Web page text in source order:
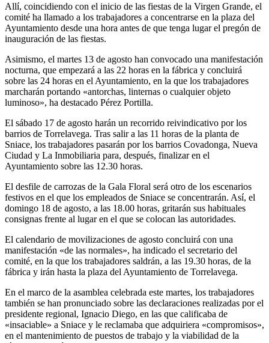
Allí, coincidiendo con el inicio de las fiestas de la Virgen Grande, el
comité ha llamado a los trabajadores a concentrarse en la plaza del
Ayuntamiento desde una hora antes de que tenga lugar el pregón de
inauguración de las fiestas.
Asimismo, el martes 13 de agosto han convocado una manifestación
nocturna, que empezará a las 22 horas en la fábrica y concluirá
sobre las 24 horas en el Ayuntamiento, en la que los trabajadores
marcharán portando «antorchas, linternas o cualquier objeto
luminoso», ha destacado Pérez Portilla.
El sábado 17 de agosto harán un recorrido reivindicativo por los
barrios de Torrelavega. Tras salir a las 11 horas de la planta de
Sniace, los trabajadores pasarán por los barrios Covadonga, Nueva
Ciudad y La Inmobiliaria para, después, finalizar en el
Ayuntamiento sobre las 12.30 horas.
El desfile de carrozas de la Gala Floral será otro de los escenarios
festivos en el que los empleados de Sniace se concentrarán. Así, el
domingo 18 de agosto, a las 18.00 horas, gritarán sus habituales
consignas frente al lugar en el que se colocan las autoridades.
El calendario de movilizaciones de agosto concluirá con una
manifestación «de las normales», ha indicado el secretario del
comité, en la que los trabajadores saldrán, a las 19.30 horas, de la
fábrica y irán hasta la plaza del Ayuntamiento de Torrelavega.
En el marco de la asamblea celebrada este martes, los trabajadores
también se han pronunciado sobre las declaraciones realizadas por el
presidente regional, Ignacio Diego, en las que calificaba de
«insaciable» a Sniace y le reclamaba que adquiriera «compromisos»,
en el mantenimiento de puestos de trabajo y la viabilidad de la